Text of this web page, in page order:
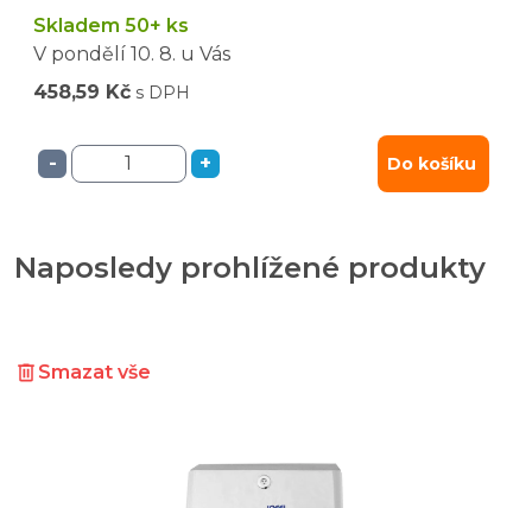
Skladem 50+ ks
V pondělí 10. 8. u Vás
458,59 Kč s DPH
- + Do košíku
Naposledy prohlížené produkty
Smazat vše